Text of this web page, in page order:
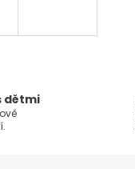
dětmi